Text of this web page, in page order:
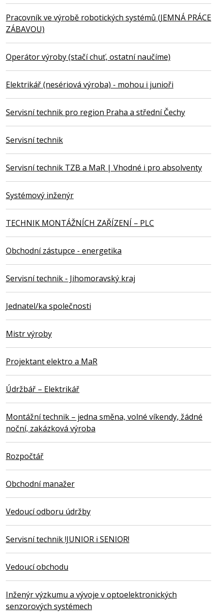
Pracovník ve výrobě robotických systémů (JEMNÁ PRÁCE
ZÁBAVOU)
Operátor výroby (stačí chuť, ostatní naučíme)
Elektrikář (nesériová výroba) - mohou i junioři
Servisní technik pro region Praha a střední Čechy
Servisní technik
Servisní technik TZB a MaR | Vhodné i pro absolventy
Systémový inženýr
TECHNIK MONTÁŽNÍCH ZAŘÍZENÍ – PLC
Obchodní zástupce - energetika
Servisní technik - Jihomoravský kraj
Jednatel/ka společnosti
Mistr výroby
Projektant elektro a MaR
Údržbář – Elektrikář
Montážní technik – jedna směna, volné víkendy, žádné
noční, zakázková výroba
Rozpočtář
Obchodní manažer
Vedoucí odboru údržby
Servisní technik !JUNIOR i SENIOR!
Vedoucí obchodu
Inženýr výzkumu a vývoje v optoelektronických
senzorových systémech